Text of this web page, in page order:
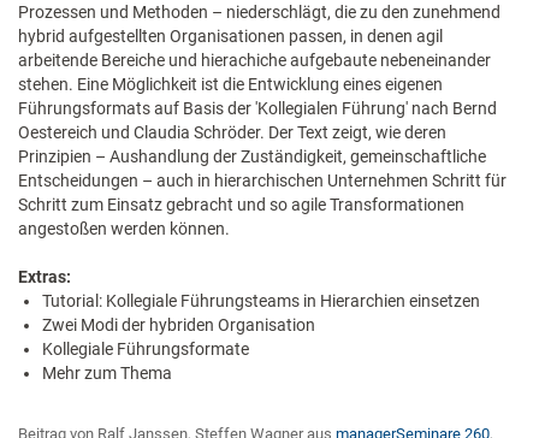
Prozessen und Methoden – niederschlägt, die zu den zunehmend
hybrid aufgestellten Organisationen passen, in denen agil
arbeitende Bereiche und hierachiche aufgebaute nebeneinander
stehen. Eine Möglichkeit ist die Entwicklung eines eigenen
Führungsformats auf Basis der 'Kollegialen Führung' nach Bernd
Oestereich und Claudia Schröder. Der Text zeigt, wie deren
Prinzipien – Aushandlung der Zuständigkeit, gemeinschaftliche
Entscheidungen – auch in hierarchischen Unternehmen Schritt für
Schritt zum Einsatz gebracht und so agile Transformationen
angestoßen werden können.
Extras:
Tutorial: Kollegiale Führungsteams in Hierarchien einsetzen
Zwei Modi der hybriden Organisation
Kollegiale Führungsformate
Mehr zum Thema
Beitrag von Ralf Janssen, Steffen Wagner aus managerSeminare 260,